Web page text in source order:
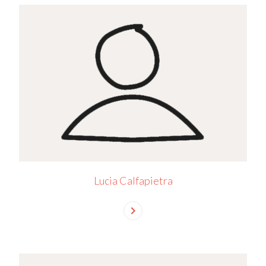
Lucia Calfapietra
chevron_right